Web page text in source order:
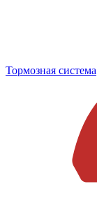
Тормозная система